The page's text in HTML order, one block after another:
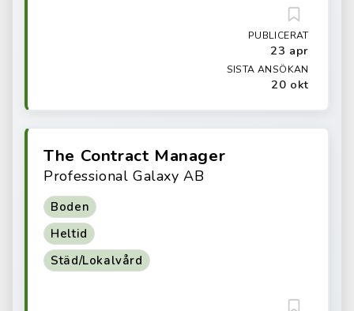
PUBLICERAT
23 apr
SISTA ANSÖKAN
20 okt
The Contract Manager
Professional Galaxy AB
Boden
Heltid
Städ/Lokalvård